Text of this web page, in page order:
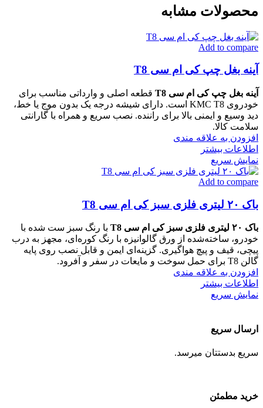
محصولات مشابه
Add to compare
آینه بغل چپ کی ام سی T8
آینه بغل چپ کی ام سی T8
قطعه اصلی و وارداتی مناسب برای
خودروی KMC T8 است. دارای شیشه درجه یک بدون موج یا خط،
دید وسیع و ایمنی بالا برای راننده. نصب سریع و همراه با گارانتی
سلامت کالا.
افزودن به علاقه مندی
اطلاعات بیشتر
نمایش سریع
Add to compare
باک ۲۰ لیتری فلزی سبز کی ام سی T8
باک ۲۰ لیتری فلزی سبز کی ام سی T8
با رنگ سبز ست شده با
خودرو، ساخته‌شده از ورق گالوانیزه با رنگ کوره‌ای، مجهز به درب
پیچی، قیف و پیچ هواگیری. گزینه‌ای ایمن و قابل نصب روی پایه
گالن T8 برای حمل سوخت و مایعات در سفر و آفرود.
افزودن به علاقه مندی
اطلاعات بیشتر
نمایش سریع
ارسال سریع
سریع بدستتان میرسد.
خرید مطمئن